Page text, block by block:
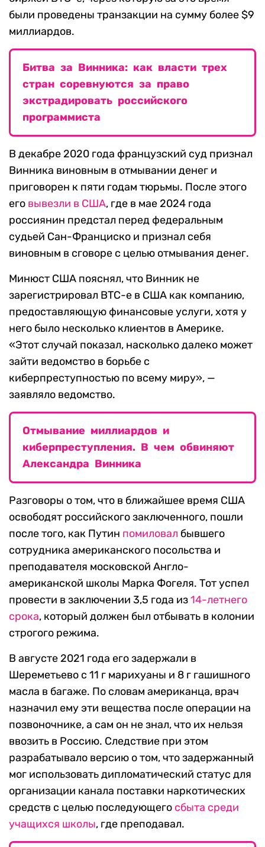
были проведены транзакции на сумму более $9
миллиардов.
Битва за Винника: как власти трех
стран соревнуются за право
экстрадировать российского
программиста
В декабре 2020 года французский суд признал
Винника виновным в отмывании денег и
приговорен к пяти годам тюрьмы. После этого
его вывезли в США, где в мае 2024 года
россиянин предстал перед федеральным
судьей Сан-Франциско и признал себя
виновным в сговоре с целью отмывания денег.
Минюст США пояснял, что Винник не
зарегистрировал BTC-e в США как компанию,
предоставляющую финансовые услуги, хотя у
него было несколько клиентов в Америке.
«Этот случай показал, насколько далеко может
зайти ведомство в борьбе с
киберпреступностью по всему миру», —
заявляло ведомство.
Отмывание миллиардов и
киберпреступления. В чем обвиняют
Александра Винника
Разговоры о том, что в ближайшее время США
освободят российского заключенного, пошли
после того, как Путин помиловал бывшего
сотрудника американского посольства и
преподавателя московской Англо-
американской школы Марка Фогеля. Тот успел
провести в заключении 3,5 года из14-летнего
срока, который должен был отбывать в колонии
строгого режима.
В августе 2021 года его задержали в
Шереметьево с 11 г марихуаны и 8 г гашишного
масла в багаже. По словам американца, врач
назначил ему эти вещества после операции на
позвоночнике, а сам он не знал, что их нельзя
ввозить в Россию. Следствие при этом
разрабатывало версию о том, что задержанный
мог использовать дипломатический статус для
организации канала поставки наркотических
средств с целью последующего сбыта среди
учащихся школы, где преподавал.